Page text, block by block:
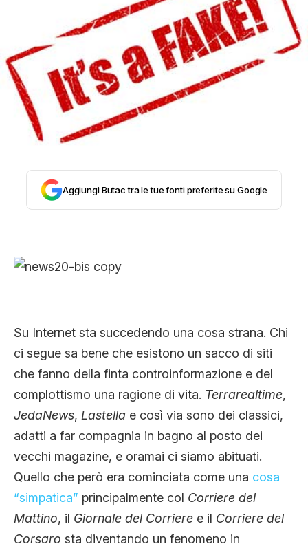
STORIA E CITAZIONI
INTRATTENIMENTO
COMPLOTTI, LEGGENDE URBANE ED
EVERGREEN
TRUFFE E SOCIAL NETWORK
CONTATTI
CHI SIAMO
Aggiungi Butac tra le tue fonti preferite su Google
Su Internet sta succedendo una cosa strana. Chi
ci segue sa bene che esistono un sacco di siti
che fanno della finta controinformazione e del
complottismo una ragione di vita. Terrarealtime,
JedaNews, Lastella e così via sono dei classici,
adatti a far compagnia in bagno al posto dei
vecchi magazine, e oramai ci siamo abituati.
Quello che però era cominciata come una cosa
“simpatica” principalmente col Corriere del
Mattino, il Giornale del Corriere e il Corriere del
Corsaro sta diventando un fenomeno in